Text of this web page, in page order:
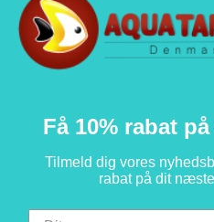
Få 10% rabat
Tilmeld dig vores
rabat på dit